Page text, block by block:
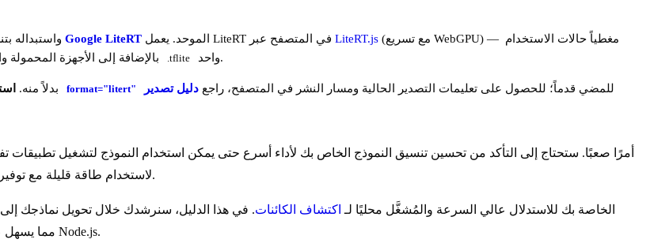
Google LiteRT LiteRT.js (مع تسريع WebGPU) — مغطياً حالات الاستخدام
.tflite واحد.
يعمل ولكنه يصدر تحذيراً بالإيقاف ويصدر نموذج LiteRT بدلاً منه. format="litert" للمضي قدماً؛ للحصول على تعليمات التصدير الحالية ومسار النشر في المتصفح، راجع دليل تصدير
على جهاز المستخدم. تم تصميم تنسيق نموذج TensorFlow.js، أو TF.js، لاستخدام طاقة قليلة مع توفير أداء سريع.
الخاصة بك للاستدلال عالي السرعة والمُشغَّل محليًا لـ اكتشاف الكائنات. في هذا الدليل، سنرشدك خلال تحويل نماذجك إلى
تنسيق TF.js، مما يسهل على نماذجك الأداء الجيد على مختلف المتصفحات المحلية وتطبيقات Node.js.